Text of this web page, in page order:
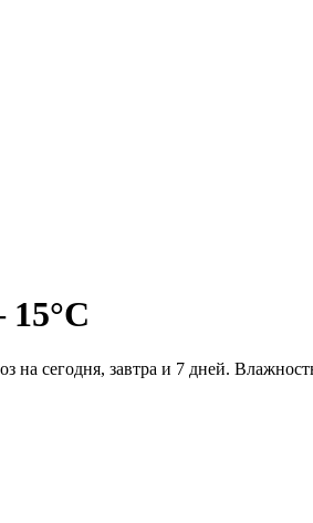
на сегодня, завтра и 7 дней.